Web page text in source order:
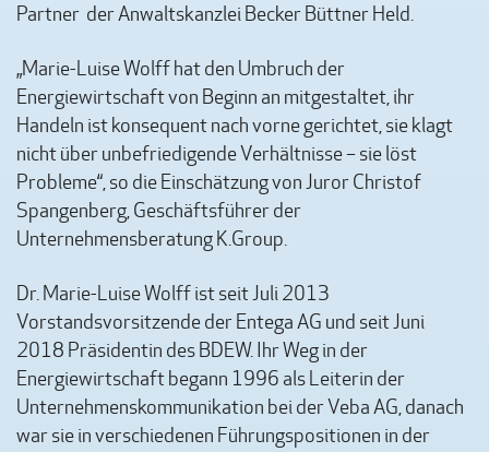
Partner der Anwaltskanzlei Becker Büttner Held.
„Marie-Luise Wolff hat den Umbruch der
Energiewirtschaft von Beginn an mitgestaltet, ihr
Handeln ist konsequent nach vorne gerichtet, sie klagt
nicht über unbefriedigende Verhältnisse – sie löst
Probleme“, so die Einschätzung von Juror Christof
Spangenberg, Geschäftsführer der
Unternehmensberatung K.Group.
Dr. Marie-Luise Wolff ist seit Juli 2013
Vorstandsvorsitzende der Entega AG und seit Juni
2018 Präsidentin des BDEW. Ihr Weg in der
Energiewirtschaft begann 1996 als Leiterin der
Unternehmenskommunikation bei der Veba AG, danach
war sie in verschiedenen Führungspositionen in der